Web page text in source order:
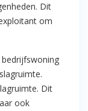
Dit
om
Dit
ook